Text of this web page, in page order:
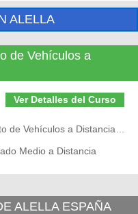
ALELLA
de Vehículos a
Ver Detalles del Curso
de Vehículos a Distancia
Medio a Distancia
ALELLA ESPAÑA